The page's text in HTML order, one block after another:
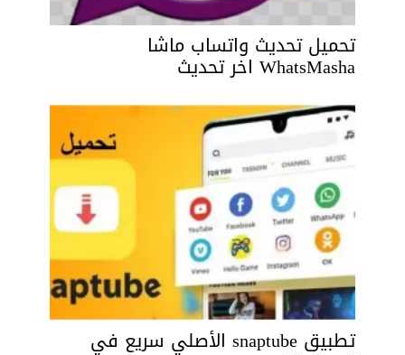
تحميل تحديث واتساب ماشا
WhatsMasha اخر تحديث
تطبيق snaptube الأصلي سريع في